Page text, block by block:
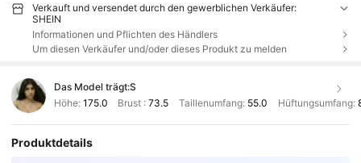
Verkauft und versendet durch den gewerblichen Verkäufer:
SHEIN
Informationen und Pflichten des Händlers
Um diesen Verkäufer und/oder dieses Produkt zu melden
Das Model trägt:S
Höhe: 175.0 Brust :73.5 Taillenumfang: 55.0 Hüftungsumfang:
Produktdetails